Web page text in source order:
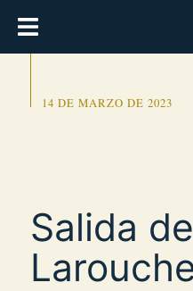
14 DE MARZO DE 2023
Salida